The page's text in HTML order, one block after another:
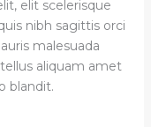
elit scelerisque
nibh sagittis orci
malesuada
aliquam amet
blandit.